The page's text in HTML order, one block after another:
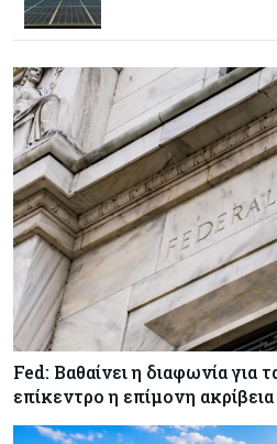
τροφίμων
Κύπρος
Οι τιμές καθορίζουν
κινητής στην Κύπρο
Κύπρος
34.787 νέες εγγραφές
- Άνοδος 11,5% σε
Κόσμος
ΕΚΤ: Αιφνιδιάστηκε
τις ΗΠΑ
Fed: Βαθαίνει η διαφωνία για
επίκεντρο η επίμονη ακρίβεια